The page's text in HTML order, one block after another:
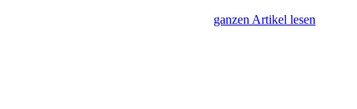
ganzen Artikel lesen